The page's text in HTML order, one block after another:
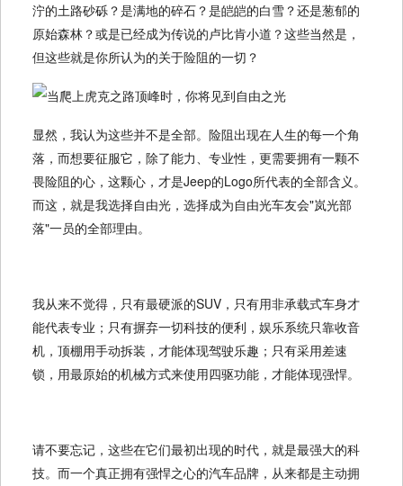
泞的土路砂砾？是满地的碎石？是皑皑的白雪？还是葱郁的
原始森林？或是已经成为传说的卢比肯小道？这些当然是，
但这些就是你所认为的关于险阻的一切？
显然，我认为这些并不是全部。险阻出现在人生的每一个角
落，而想要征服它，除了能力、专业性，更需要拥有一颗不
畏险阻的心，这颗心，才是Jeep的Logo所代表的全部含义。
而这，就是我选择自由光，选择成为自由光车友会"岚光部
落"一员的全部理由。
我从来不觉得，只有最硬派的SUV，只有用非承载式车身才
能代表专业；只有摒弃一切科技的便利，娱乐系统只靠收音
机，顶棚用手动拆装，才能体现驾驶乐趣；只有采用差速
锁，用最原始的机械方式来使用四驱功能，才能体现强悍。
请不要忘记，这些在它们最初出现的时代，就是最强大的科
技。而一个真正拥有强悍之心的汽车品牌，从来都是主动拥